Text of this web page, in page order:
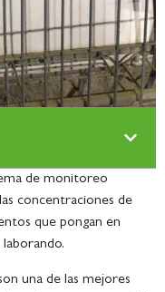
de monitoreo
concentraciones de
que pongan en
una de las mejores